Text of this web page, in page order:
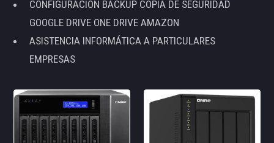
CONFIGURACIÓN BACKUP COPIA DE SEGURIDAD
GOOGLE DRIVE ONE DRIVE AMAZON
ASISTENCIA INFORMÁTICA A PARTICULARES
EMPRESAS